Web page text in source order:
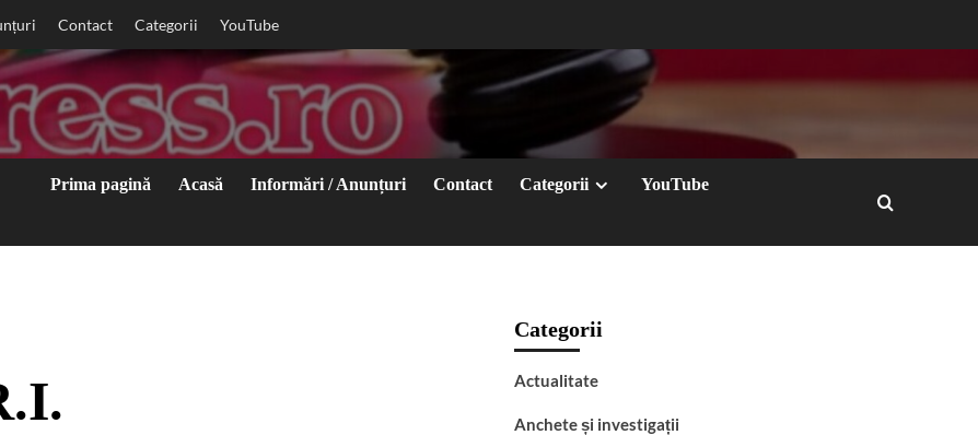
Contact Categorii YouTube
Prima pagină Acasă Informări / Anunțuri Contact Categorii YouTube
Categorii
Actualitate
Anchete și investigații